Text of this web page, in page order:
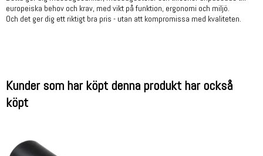
europeiska behov och krav, med vikt på funktion, ergonomi och miljö.
Och det ger dig ett riktigt bra pris - utan att kompromissa med kvaliteten.
Kunder som har köpt denna produkt har också
köpt